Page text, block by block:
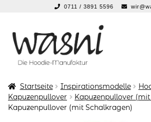
0711 / 3891 5596
Navigation
springen
Inhalt
springen
KONFIGURATOR
Startseite Inspirationsmodelle
Kapuzenpullover
Kapuzenpullover
Kapuzenpullover (mit Schalkragen)